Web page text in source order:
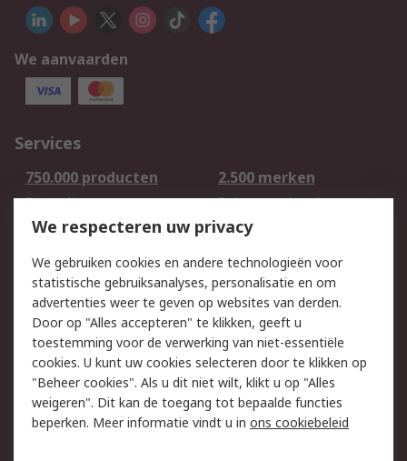
We aanvaarden
Services
750.000 producten
2.500 merken
Bestellen
Inkoopoplossingen
Retouren
Technisch advies
Track & Trace
Wettelijk
Cookiebeleid
Email veiligheid
Privacybeleid -
Bijgewerkt
Websitevoorwaarden
Algemene
verkoopvoorwaarden
We respecteren uw privacy
We gebruiken cookies en andere technologieën voor
statistische gebruiksanalyses, personalisatie en om
advertenties weer te geven op websites van derden.
Door op "Alles accepteren" te klikken, geeft u
toestemming voor de verwerking van niet-essentiële
cookies. U kunt uw cookies selecteren door te klikken op
"Beheer cookies". Als u dit niet wilt, klikt u op "Alles
weigeren". Dit kan de toegang tot bepaalde functies
beperken. Meer informatie vindt u in ons cookiebeleid